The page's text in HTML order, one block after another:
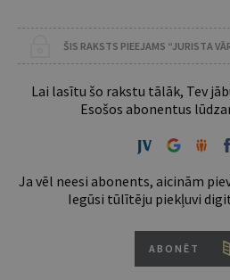
ŠIS RAKSTS PIEEJAMS “JURISTA
Lai lasītu šo rakstu tālāk, Tev
Esošos abonentus
Ja vēl neesi abonents, aicinām
Iegūsi tūlītēju piekļuvi
ABONĒT